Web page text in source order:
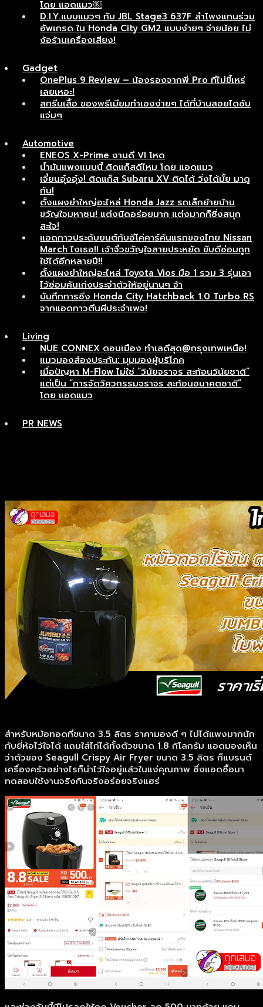
โดย แอดแมว￼
D.I.Y.แบบแมวๆ กับ JBL Stage3 637F ลำโพงแกนร่วม
อัพเกรด ใน Honda City GM2 แบบง่ายๆ จ่ายน้อย ไม่
ง้อร้านเครื่องเสียง!
Gadget
OnePlus 9 Review – น้องรองจากพี่ Pro ที่ไม่ขี้เหร่
เลยเหอะ!
สกรีนเสื้อ ของพรีเมียมทำเองง่ายๆ ได้ที่บ้านสอยไดซับ
แจ่มๆ
Automotive
ENEOS X-Prime งานดี VI โหด
น้ำมันแพงแบบนี้ ติดแก็สดีไหม โดย แอดแมว
เจี๋ยนอุ๋งอุ๋ง! ติดแก็ส Subaru XV ติดได้ วิ่งได้มั้ย มาดู
กัน!
ตั้งแผงยำใหญ่อะไหล่ Honda Jazz รถเล็กย้ายบ้าน
ขวัญใจมหาชน! แต่งนิดอร่อยมาก แต่งมากก็ซิ่งสนุก
สะใจ!
แอดกาวประดับยนต์กับอีโค่คาร์คันแรกของไทย Nissan
March ไงเธอ!! เจ้าจิ๋วขวัญใจสายประหยัด ขับดีซ่อมถูก
ใช้ได้อีกหลายปี!!
ตั้งแผงยำใหญ่อะไหล่ Toyota Vios มือ 1 รวม 3 รุ่นเอา
ไว้ซ่อมคันเก่งประจำตัวให้อยู่นานๆ จ้า
บันทึกการซิ่ง Honda City Hatchback 1.0 Turbo RS
จากแอดกาวตีนผีประจำเพจ!
Living
NUE CONNEX ดอนเมือง ทำเลดีสุด@กรุงเทพเหนือ!
แมวมองส่องประกัน: มุมมองผู้บริโภค
เมื่อปัญหา M-Flow ไม่ใช่ “วินัยจราจร สะท้อนวินัยชาติ”
แต่เป็น “การจัดวิศวกรรมจราจร สะท้อนอนาคตชาติ”
โดย แอดแมว
PR NEWS
สำหรับหม้อทอดที่ขนาด 3.5 ลิตร ราคามองดี ๆ ไม่ได้แพงมากนัก
กับยี่ห้อไว้ใจได้ แถมใส่ไก่ได้ทั้งตัวขนาด 1.8 กิโลกรัม แอดมองเห็น
ว่าตัวของ Seagull Crispy Air Fryer ขนาด 3.5 ลิตร ก็แบรนด์
เครื่องครัวอย่างไรก็น่าไว้ใจอยู่แล้วในแง่คุณภาพ ซึ่งแอดซื้อมา
ทดสอบใช้งานจริงกินจริงอร่อยจริงแฮร่